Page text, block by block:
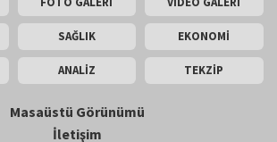
SAĞLIK EKONOMİ
ANALİZ TEKZİP
Masaüstü Görünümü
İletişim